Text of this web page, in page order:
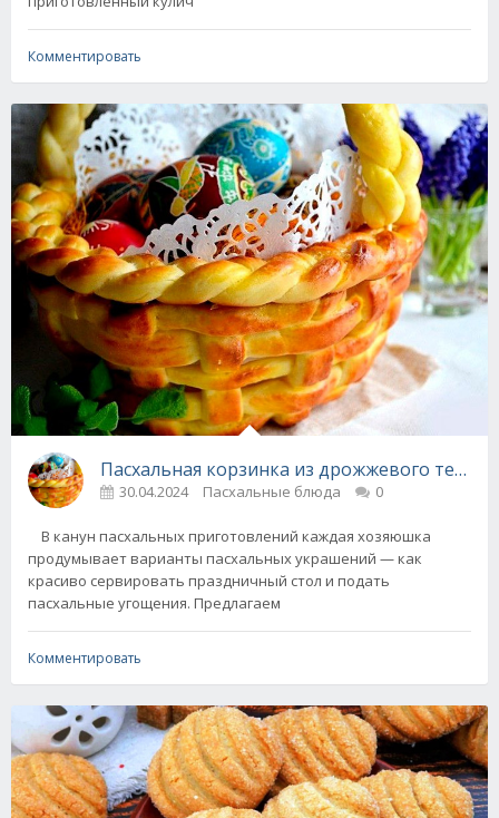
Комментировать
Пасхальная корзинка из дрожжевого теста
30.04.2024 Пасхальные блюда 0
В канун пасхальных приготовлений каждая хозяюшка
продумывает варианты пасхальных украшений — как
красиво сервировать праздничный стол и подать
пасхальные угощения. Предлагаем
Комментировать